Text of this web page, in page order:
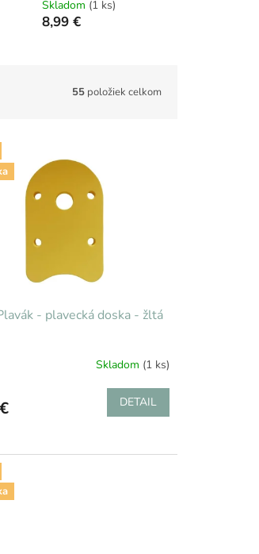
Skladom (1 ks)
8,99 €
55 položiek celkom
- plavecká doska - žltá
Skladom (1 ks)
DETAIL